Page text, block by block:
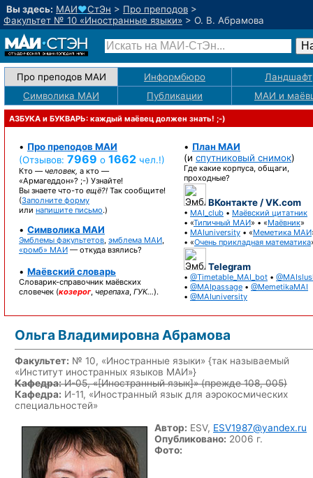
Вы здесь: МАИ♥СтЭн > Про преподов >
Факультет № 10 «Иностранные языки» > О. В. Абрамова
Про преподов МАИ Информбюро
Ландшафт
Символика МАИ
Публикации МАИ и
АЗБУКА и БУКВАРЬ: каждый маёвец должен знать! ;-)
• Про преподов МАИ
(Отзывов: 7969 о 1662 чел.!)
Кто — человек, а кто —
«Армагеддон»? ;-) Узнайте!
Вы знаете что-то ещё?! Так сообщите!
(Заполните форму
или напишите письмо.)
• Символика МАИ
Эмблемы факультетов, эмблема МАИ,
«ромб» МАИ — откуда взялись?
• Маёвский словарь
Словарик-справочник маёвских
словечек (козерог, черепаха, ГУК…).
• План МАИ
(и спутниковый снимок)
Где какие корпуса, общаги,
проходные?
ВКонтакте / VK.com
• MAI_club • Маёвский цитатник
• «Типичный МАИ» • «Маёвник»
• MAIuniversity • «Меметика МАИ
• «Очень прикладная математика
Telegram
• @Timetable_MAI_bot •
• @MAIpassage • @MemetikaMAI
• @MAIuniversity
Ольга Владимировна Абрамова
Факультет: № 10, «Иностранные языки» {так называемый
«Институт иностранных языков МАИ»}
Кафедра:И-05, «[Иностранный язык]» (прежде 108, 005)
Кафедра: И-11, «Иностранный язык для аэрокосмических
специальностей»
Автор: ESV, ESV1987@yandex.ru
Опубликовано: 2006 г.
Фото: